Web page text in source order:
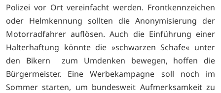
Polizei vor Ort vereinfacht werden. Frontkennzeichen
oder Helmkennung sollten die Anonymisierung der
Motorradfahrer auflösen. Auch die Einführung einer
Halterhaftung könnte die »schwarzen Schafe« unter
den Bikern zum Umdenken bewegen, hoffen die
Bürgermeister. Eine Werbekampagne soll noch im
Sommer starten, um bundesweit Aufmerksamkeit zu